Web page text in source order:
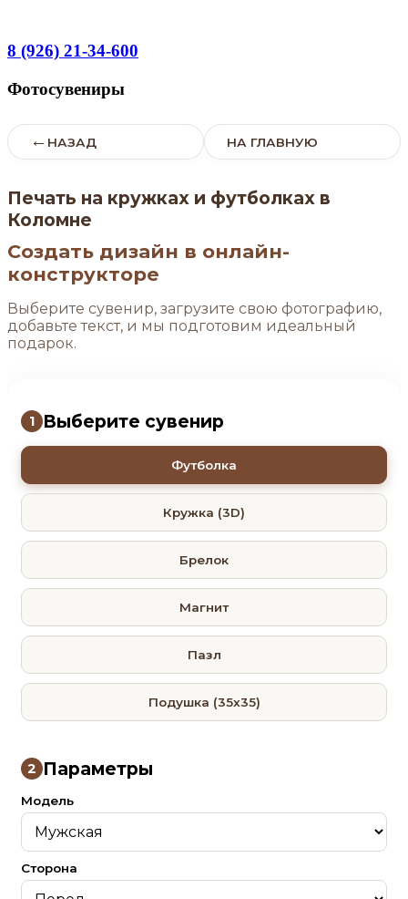
содержимому
8 (926) 21-34-600
Фотосувениры
← НАЗАД НА ГЛАВНУЮ
Печать на кружках и футболках в
Коломне
Создать дизайн в онлайн-
конструкторе
Выберите сувенир, загрузите свою фотографию,
добавьте текст, и мы подготовим идеальный
подарок.
1 Выберите сувенир
Футболка
Кружка (3D)
Брелок
Магнит
Пазл
Подушка (35х35)
2 Параметры
Модель
Сторона